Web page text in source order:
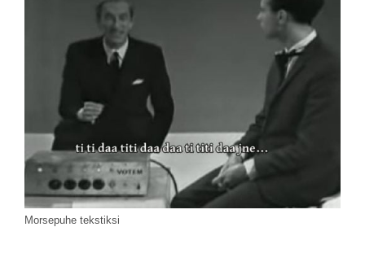
Morsepuhe tekstiksi